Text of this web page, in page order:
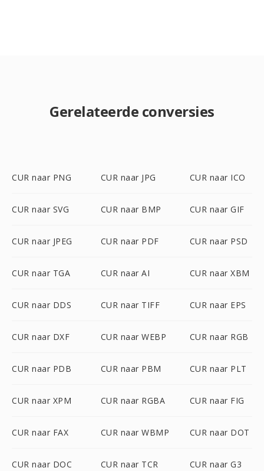
Gerelateerde conversies
CUR naar PNG CUR naar JPG CUR naar ICO
CUR naar SVG CUR naar BMP CUR naar GIF
CUR naar JPEG CUR naar PDF CUR naar PSD
CUR naar TGA CUR naar AI CUR naar XBM
CUR naar DDS CUR naar TIFF CUR naar EPS
CUR naar DXF CUR naar WEBP CUR naar RGB
CUR naar PDB CUR naar PBM CUR naar PLT
CUR naar XPM CUR naar RGBA CUR naar FIG
CUR naar FAX CUR naar WBMP CUR naar DOT
CUR naar DOC CUR naar TCR CUR naar G3